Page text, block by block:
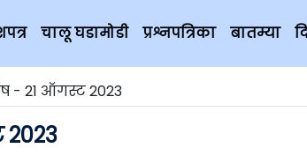
चालू घडामोडी प्रश्नपत्रिका बातम्या
- 21 ऑगस्ट 2023
2023